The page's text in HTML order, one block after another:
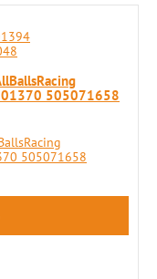
505071658
505071658